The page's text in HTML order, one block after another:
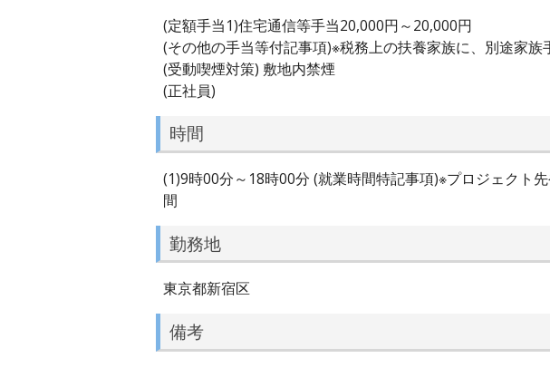
(定額手当1)住宅通信等手当20,000円～20,000円
(その他の手当等付記事項)※税務上の扶養家族に、別途家族
(受動喫煙対策) 敷地内禁煙
(正社員)
時間
(1)9時00分～18時00分 (就業時間特記事項)※プロジェクト
間
勤務地
東京都新宿区
備考